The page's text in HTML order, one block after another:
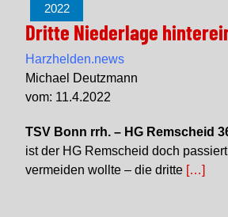
2022
Dritte Niederlage
Harzhelden.news
Michael Deutzmann
vom: 11.4.2022
TSV Bonn rrh. – HG Remscheid
ist der HG Remscheid doch
vermeiden wollte – die dritte […]